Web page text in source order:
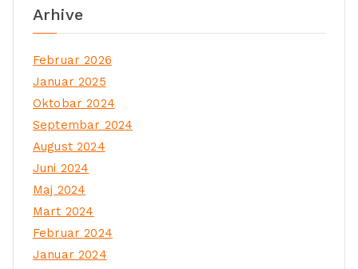
Arhive
Februar 2026
Januar 2025
Oktobar 2024
Septembar 2024
August 2024
Juni 2024
Maj 2024
Mart 2024
Februar 2024
Januar 2024